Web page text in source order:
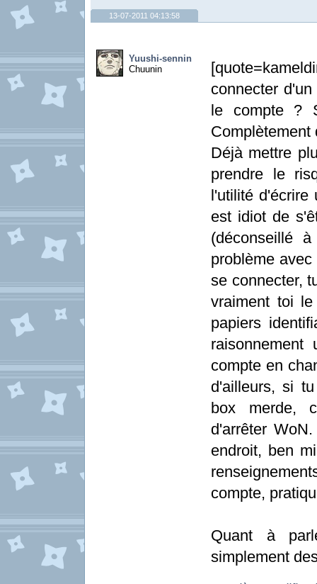
13-07-2011 04:13:58
Yuushi-sennin
Chuunin
connecter
le compte ?
Complètement
Déjà mettre
prendre le
l'utilité d'écrire
est idiot de
(déconseillé
problème
se connecter,
vraiment toi
papiers
compte en
d'ailleurs, si
box merde,
d'arrêter
endroit, ben
compte,
Quant à
simplement